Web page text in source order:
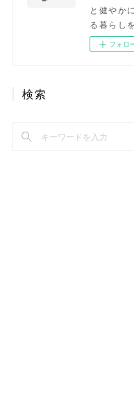
と健やか
る暮らし
フォロ
検索